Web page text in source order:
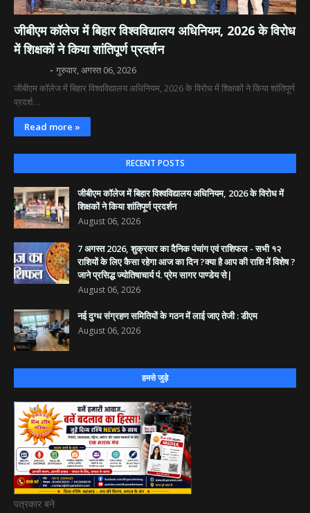
जीबीएम कॉलेज में बिहार विश्वविद्यालय अधिनियम, 2026 के विरोध
में शिक्षकों ने किया शांतिपूर्ण प्रदर्शन
गुरुवार, अगस्त 06, 2026
जीबीएम कॉलेज में बिहार विश्वविद्यालय अधिनियम, 2026 के विरोध में शिक्षकों ने किया शांतिपूर्ण
प्रदर्श…
Read more »
RECENT POSTS
जीबीएम कॉलेज में बिहार विश्वविद्यालय अधिनियम, 2026 के विरोध में
शिक्षकों ने किया शांतिपूर्ण प्रदर्शन
August 06, 2026
7 अगस्त 2026, शुक्रवार का दैनिक पंचांग एवं राशिफल - सभी १२
राशियों के लिए कैसा रहेगा आज का दिन ?क्या है आप की राशि में विशेष ?
जाने प्रसिद्ध ज्योतिषाचार्य पं. प्रेम सागर पाण्डेय से|
August 06, 2026
नई दुग्ध संग्रहण समितियों के गठन में लाई जाए तेजी : डीएम
August 06, 2026
हमसे जुड़े
पत्रकार बने